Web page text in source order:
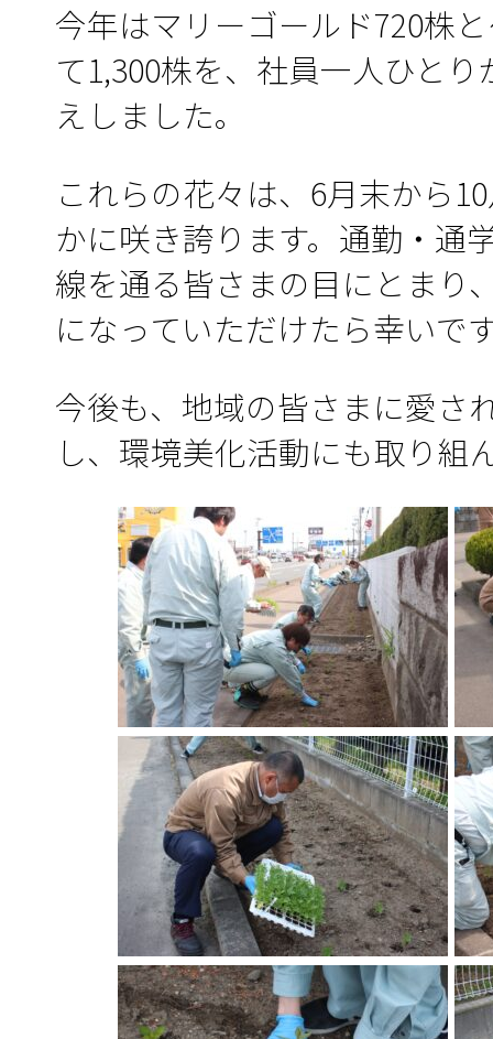
今年はマリーゴールド720株
て1,300株を、社員一人ひと
えしました。
これらの花々は、6月末から
かに咲き誇ります。通勤・通
線を通る皆さまの目にとまり
になっていただけたら幸いで
今後も、地域の皆さまに愛さ
し、環境美化活動にも取り組